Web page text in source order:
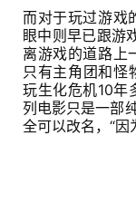
而对于玩过游戏
眼中则早已跟游
离游戏的道路上
只有主角团和怪
玩生化危机10年
列电影只是一部
全可以改名，“因